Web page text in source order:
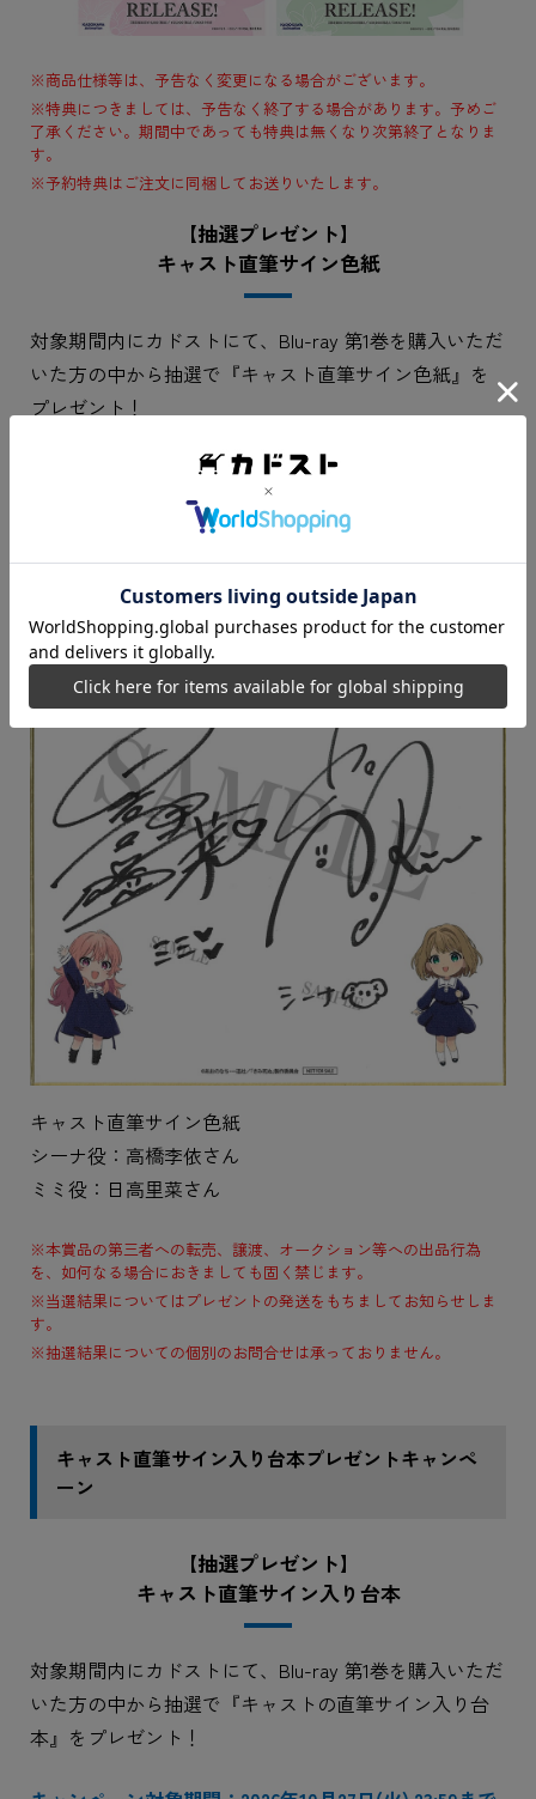
※商品仕様等は、予告なく変更になる場合がございます。
※特典につきましては、予告なく終了する場合があります。予めご
了承ください。期間中であっても特典は無くなり次第終了となりま
す。
※予約特典はご注文に同梱してお送りいたします。
【抽選プレゼント】
キャスト直筆サイン色紙
対象期間内にカドストにて、Blu-ray 第1巻を購入いただ
いた方の中から抽選で『キャスト直筆サイン色紙』を
プレゼント！
キャンペーン対象期間：2026年10月28日(火) 23:59まで
キャスト直筆サイン色紙
シーナ役：高橋李依さん
ミミ役：日高里菜さん
※本賞品の第三者への転売、譲渡、オークション等への出品行為
を、如何なる場合におきましても固く禁じます。
※当選結果についてはプレゼントの発送をもちましてお知らせしま
す。
※抽選結果についての個別のお問合せは承っておりません。
キャスト直筆サイン入り台本プレゼントキャンペ
ーン
【抽選プレゼント】
キャスト直筆サイン入り台本
対象期間内にカドストにて、Blu-ray 第1巻を購入いただ
いた方の中から抽選で『キャストの直筆サイン入り台
本』をプレゼント！